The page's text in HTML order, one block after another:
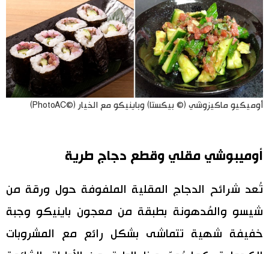
أوميكيو ماكيزوشي (© بيكستا) وباينيكو مع الخيار (©PhotoAC)
أوميبوشي مقلي وقطع دجاج طرية
تُعد شرائح الدجاج المقلية الملفوفة حول ورقة من
شيسو والمُدهونة بطبقة من معجون باينيكو وجبة
خفيفة شهية تتماشى بشكل رائع مع المشروبات